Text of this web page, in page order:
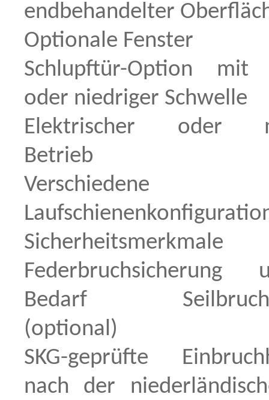
endbehandelter
Optionale Fenster
Schlupftür-Option mit
oder niedriger Schwelle
Elektrischer oder
Betrieb
Verschiedene
Bedarf
(optional)
SKG-geprüfte
nach der